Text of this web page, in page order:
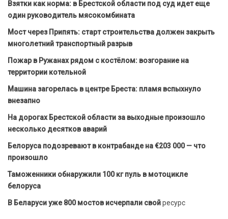
Взятки как норма: в Брестской области под суд идет еще
один руководитель мясокомбината
Мост через Припять: старт строительства должен закрыть
многолетний транспортный разрыв
Пожар в Ружанах рядом с костёлом: возгорание на
территории котельной
Машина загорелась в центре Бреста: пламя вспыхнуло
внезапно
На дорогах Брестской области за выходные произошло
несколько десятков аварий
Белоруса подозревают в контрабанде на €203 000 — что
произошло
Таможенники обнаружили 100 кг пуль в мотоцикле
белоруса
В Беларуси уже 800 мостов исчерпали свойресурс